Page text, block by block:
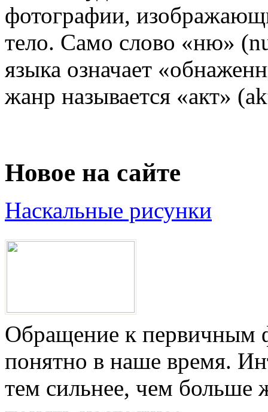
фотографии,
тело. Само слово «ню»
языка означает
жанр называется «акт»
Новое на сайте
Наскальные рисунки
Обращение к первичным
понятно в наше время.
тем сильнее, чем больше